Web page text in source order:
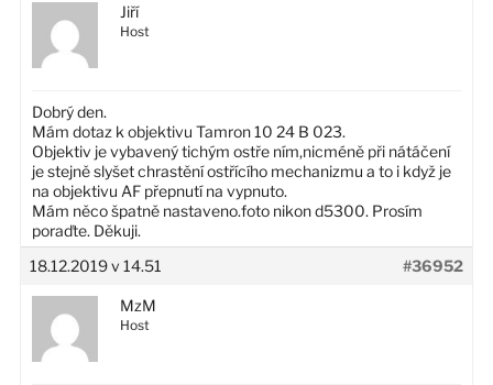
Jiří
Host
Dobrý den.
Mám dotaz k objektivu Tamron 10 24 B 023.
Objektiv je vybavený tichým ostře ním,nicméně při nátáčení
je stejně slyšet chrastění ostřícího mechanizmu a to i když je
na objektivu AF přepnutí na vypnuto.
Mám něco špatně nastaveno.foto nikon d5300. Prosím
poraďte. Děkuji.
18.12.2019 v 14.51
#36952
MzM
Host